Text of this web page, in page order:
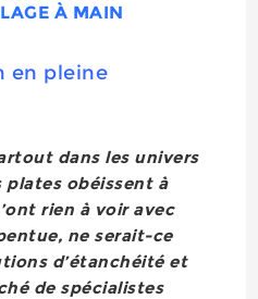
À MAIN
en pleine
dans les univers
obéissent à
rien à voir avec
ne serait-ce
d’étanchéité et
de spécialistes